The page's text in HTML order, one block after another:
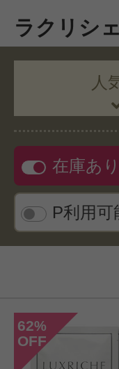
ラクリシ
人
在庫あ
P利用可
62%
OFF